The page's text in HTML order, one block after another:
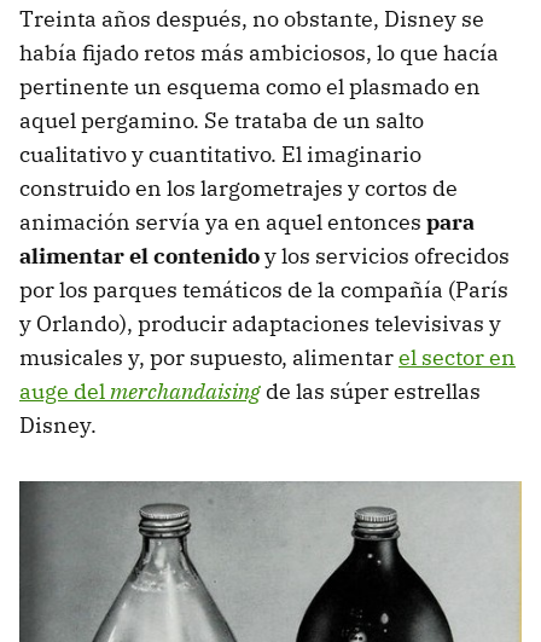
Treinta años después, no obstante, Disney se
había fijado retos más ambiciosos, lo que hacía
pertinente un esquema como el plasmado en
aquel pergamino. Se trataba de un salto
cualitativo y cuantitativo. El imaginario
construido en los largometrajes y cortos de
animación servía ya en aquel entonces para
alimentar el contenidoy los servicios ofrecidos
por los parques temáticos de la compañía (París
y Orlando), producir adaptaciones televisivas y
musicales y, por supuesto, alimentarel sector en
auge delmerchandaising de las súper estrellas
Disney.